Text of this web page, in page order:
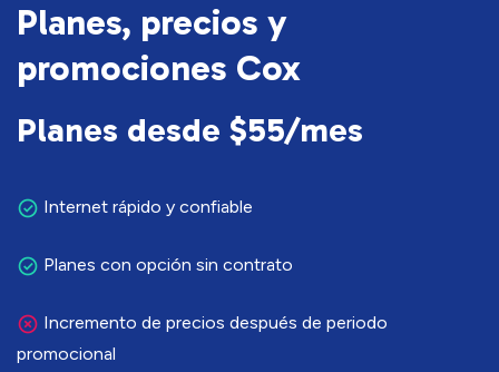
Planes, precios y
promociones Cox
Planes desde $55/mes
Internet rápido y confiable
Planes con opción sin contrato
Incremento de precios después de periodo
promocional